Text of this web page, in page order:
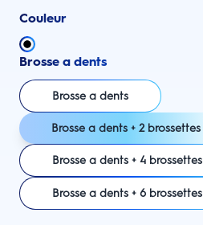
Couleur
Brosse a dents
Brosse a dents
Brosse a dents + 2 brossettes
Brosse a dents + 4 brossettes
Brosse a dents + 6 brossettes